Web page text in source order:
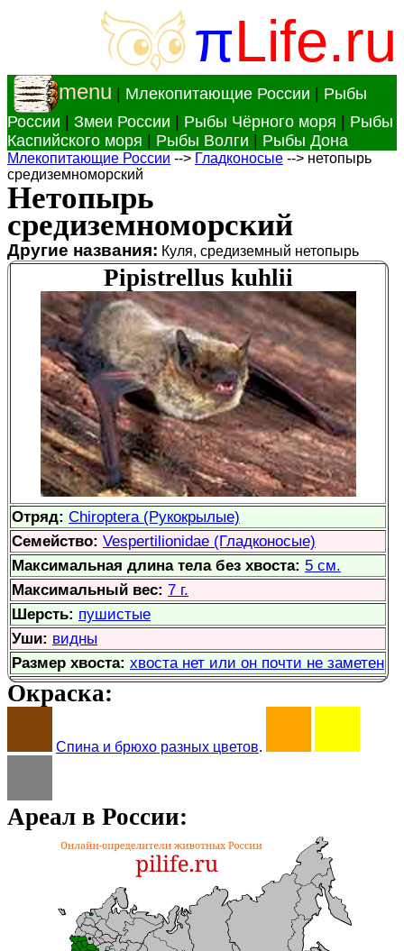
πLife.ru
menu Млекопитающие России
Рыбы
России
Змеи России Рыбы Чёрного моря
Рыбы
Каспийского моря
Рыбы Волги Рыбы Дона
Млекопитающие России --> Гладконосые --> нетопырь
средиземноморский
Нетопырь
средиземноморский
Другие названия: Куля, средиземный нетопырь
Pipistrellus kuhlii
Отряд: Chiroptera (Рукокрылые)
Семейство: Vespertilionidae (Гладконосые)
Максимальная длина тела без хвоста: 5 см.
Максимальный вес: 7 г.
Шерсть: пушистые
Уши: видны
Размер хвоста: хвоста нет или он почти не заметен
Окраска:
Спина и брюхо разных цветов.
Ареал в России: